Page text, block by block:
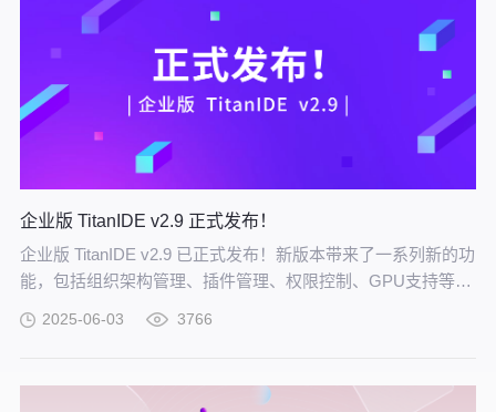
企业版 TitanIDE v2.9 正式发布！
企业版 TitanIDE v2.9 已正式发布！新版本带来了一系列新的功
能，包括组织架构管理、插件管理、权限控制、GPU支持等超
2025-06-03 3766